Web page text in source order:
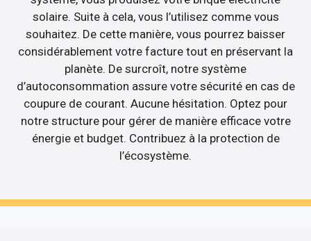
solaire. Suite à cela, vous l’utilisez comme vous
souhaitez. De cette manière, vous pourrez baisser
considérablement votre facture tout en préservant la
planète. De surcroît, notre système
d’autoconsommation assure votre sécurité en cas de
coupure de courant. Aucune hésitation. Optez pour
notre structure pour gérer de manière efficace votre
énergie et budget. Contribuez à la protection de
l’écosystème.